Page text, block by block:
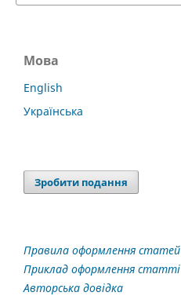
Мова
English
Українська
Зробити подання
Правила оформлення статей
Приклад оформлення статті
Авторська довідка